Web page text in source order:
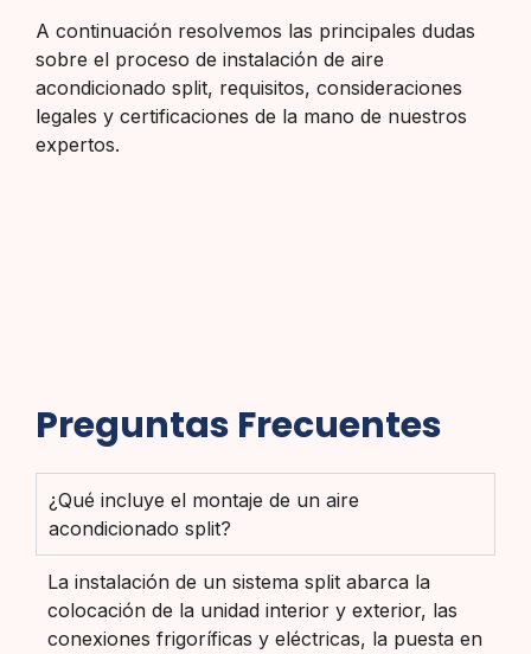
A continuación resolvemos las principales dudas
sobre el proceso de instalación de aire
acondicionado split, requisitos, consideraciones
legales y certificaciones de la mano de nuestros
expertos.
Preguntas Frecuentes
¿Qué incluye el montaje de un aire
acondicionado split?
La instalación de un sistema split abarca la
colocación de la unidad interior y exterior, las
conexiones frigoríficas y eléctricas, la puesta en